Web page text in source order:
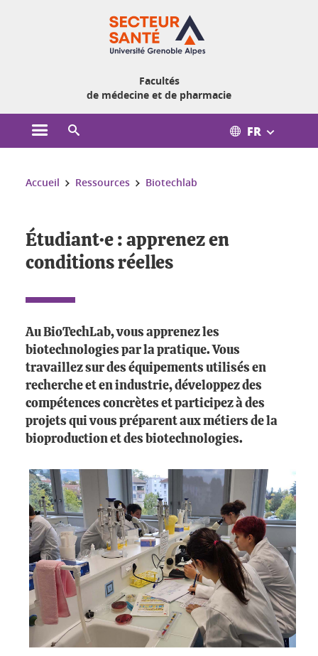
Facultés
de médecine et de pharmacie
Ouvrir le menu principal FR
Vous êtes ici :
Accueil Ressources Biotechlab
Étudiant·e : apprenez en
conditions réelles
Au BioTechLab, vous apprenez les
biotechnologies par la pratique. Vous
travaillez sur des équipements utilisés en
recherche et en industrie, développez des
compétences concrètes et participez à des
projets qui vous préparent aux métiers de la
bioproduction et des biotechnologies.